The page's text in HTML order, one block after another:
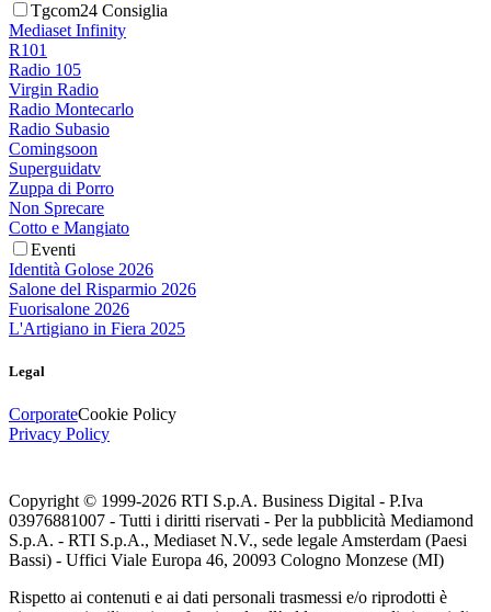
Tgcom24 Consiglia
Mediaset Infinity
R101
Radio 105
Virgin Radio
Radio Montecarlo
Radio Subasio
Comingsoon
Superguidatv
Zuppa di Porro
Non Sprecare
Cotto e Mangiato
Eventi
Identità Golose 2026
Salone del Risparmio 2026
Fuorisalone 2026
L'Artigiano in Fiera 2025
Legal
CorporateCookie Policy
Privacy Policy
Copyright © 1999-2026 RTI S.p.A. Business Digital - P.Iva
03976881007 - Tutti i diritti riservati - Per la pubblicità Mediamond
S.p.A. - RTI S.p.A., Mediaset N.V., sede legale Amsterdam (Paesi
Bassi) - Uffici Viale Europa 46, 20093 Cologno Monzese (MI)
Rispetto ai contenuti e ai dati personali trasmessi e/o riprodotti è